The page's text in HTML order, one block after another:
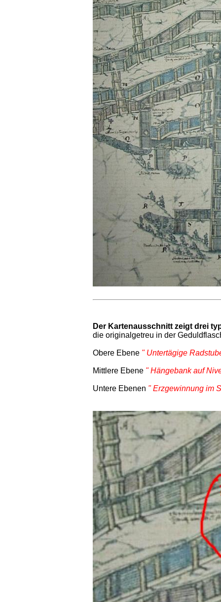
Der Kartenausschnitt zeigt drei
die originalgetreu in der
Obere Ebene " Untertägige
Mittlere Ebene " Hängebank auf
Untere Ebenen " Erzgewinnung im